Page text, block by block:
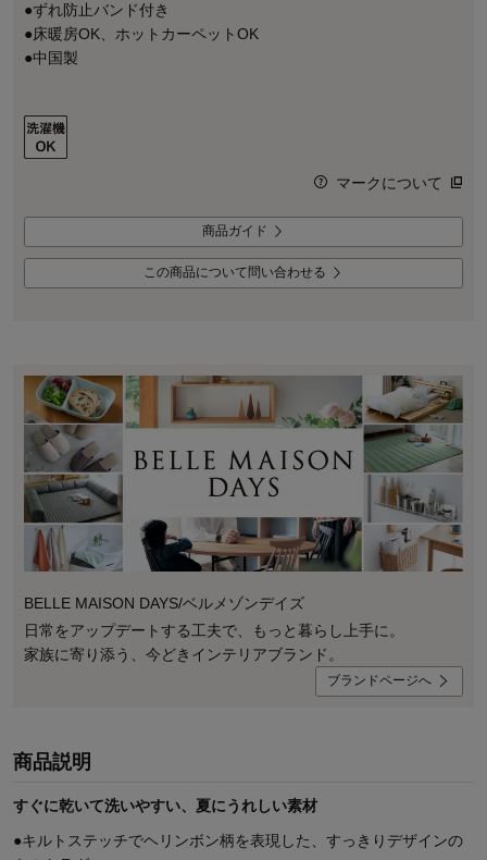
●ずれ防止バンド付き
●床暖房OK、ホットカーペットOK
●中国製
マークについて
商品ガイド
この商品について問い合わせる
BELLE MAISON DAYS/ベルメゾンデイズ
日常をアップデートする工夫で、もっと暮らし上手に。
家族に寄り添う、今どきインテリアブランド。
ブランドページへ
商品説明
すぐに乾いて洗いやすい、夏にうれしい素材
●キルトステッチでヘリンボン柄を表現した、すっきりデザインの